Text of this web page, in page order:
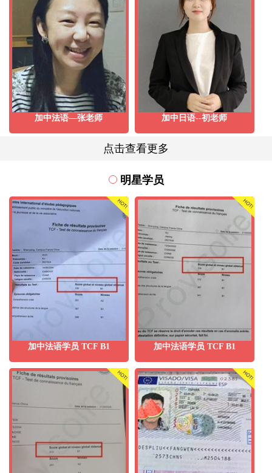
加中法语—张老师 加中日语--初老师
点击查看更多
明星学员
加中法语学员 TCF B1 加中法语学员 TCF B1